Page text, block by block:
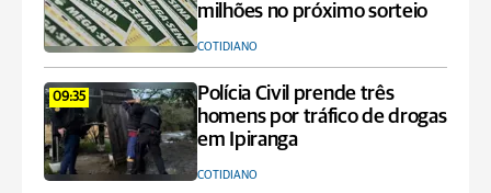
milhões no próximo sorteio
COTIDIANO
09:35
Polícia Civil prende três
homens por tráfico de drogas
em Ipiranga
COTIDIANO